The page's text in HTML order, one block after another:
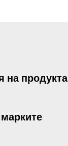
на продукта